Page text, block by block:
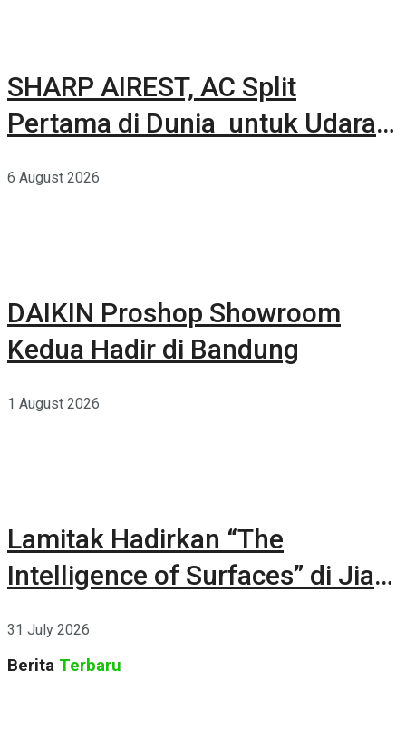
SHARP AIREST, AC Split
Pertama di Dunia untuk Udara
6 August 2026
DAIKIN Proshop Showroom
Kedua Hadir di Bandung
1 August 2026
Lamitak Hadirkan “The
Intelligence of Surfaces” di Jia
31 July 2026
Berita Terbaru